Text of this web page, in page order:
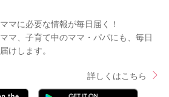
マに必要な情報が毎日届く！
マ、子育て中のママ・パパにも、毎日
けします。
詳しくはこちら